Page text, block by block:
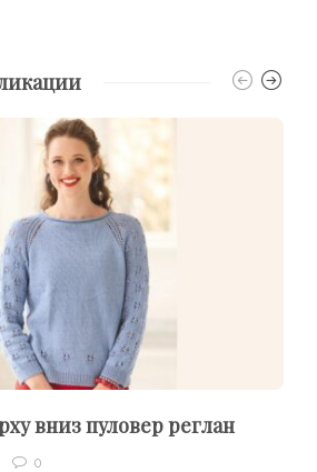
вниз пуловер реглан
0